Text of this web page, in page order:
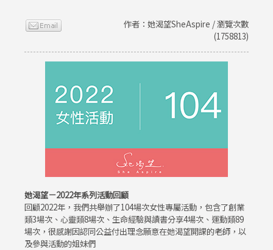
作者：她渴望SheAspire / 瀏覽次數
(1758813)
她渴望－2022年系列活動回顧
回顧2022年，我們共舉辦了104場次女性專屬活動，包含了創業
類3場次、心靈類8場次、生命經驗與讀書分享4場次、運動類89
場次，很感謝因認同公益付出理念願意在她渴望開課的老師，以
及參與活動的姐妹們